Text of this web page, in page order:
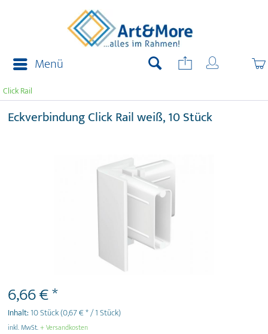
Menü
Click Rail
Eckverbindung Click Rail weiß, 10 Stück
6,66 € *
Inhalt:10 Stück(0,67 € * / 1 Stück)
inkl. MwSt.+ Versandkosten